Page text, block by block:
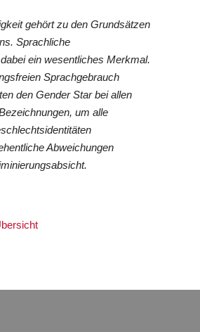
gehört zu den Grundsätzen
Sprachliche
ein wesentliches Merkmal.
Sprachgebrauch
den Gender Star bei allen
um alle
Abweichungen